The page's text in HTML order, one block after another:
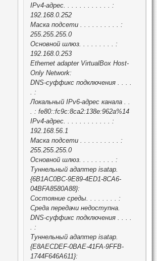
IPv4-адрес. . . . . . . . . . . . :
192.168.0.252
Маска подсети . . . . . . . . . . :
255.255.255.0
Основной шлюз. . . . . . . . . :
192.168.0.253
Ethernet adapter VirtualBox Host-
Only Network:
DNS-суффикс подключения . . . .
. :
Локальный IPv6-адрес канала . .
. : fe80::fc9c:8ca2:138e:962a%14
IPv4-адрес. . . . . . . . . . . . :
192.168.56.1
Маска подсети . . . . . . . . . . :
255.255.255.0
Основной шлюз. . . . . . . . . :
Туннельный адаптер isatap.
{6B1AC0BC-9E89-4ED1-8CA6-
04BFA8580A88}:
Состояние среды. . . . . . . . :
Среда передачи недоступна.
DNS-суффикс подключения . . . .
. :
Туннельный адаптер isatap.
{E8AECDEF-0BAE-41FA-9FFB-
1744F646A611}: